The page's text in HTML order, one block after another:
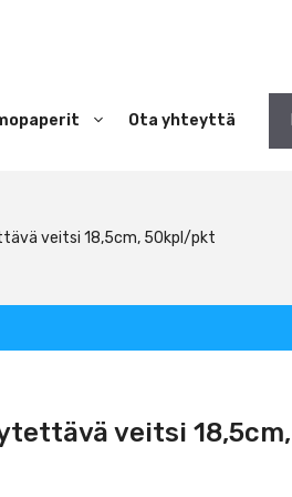
Ota yhteyttä
veitsi 18,5cm, 50kpl/pkt
veitsi 18,5cm,